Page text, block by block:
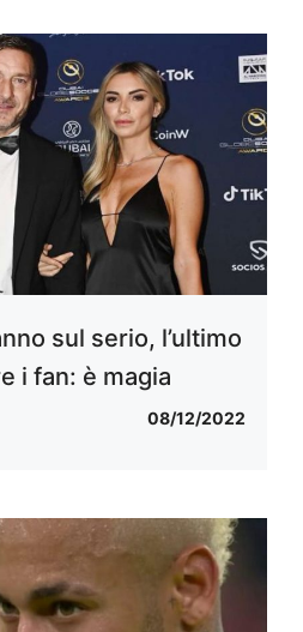
sul serio, l’ultimo
i fan: è magia
08/12/2022